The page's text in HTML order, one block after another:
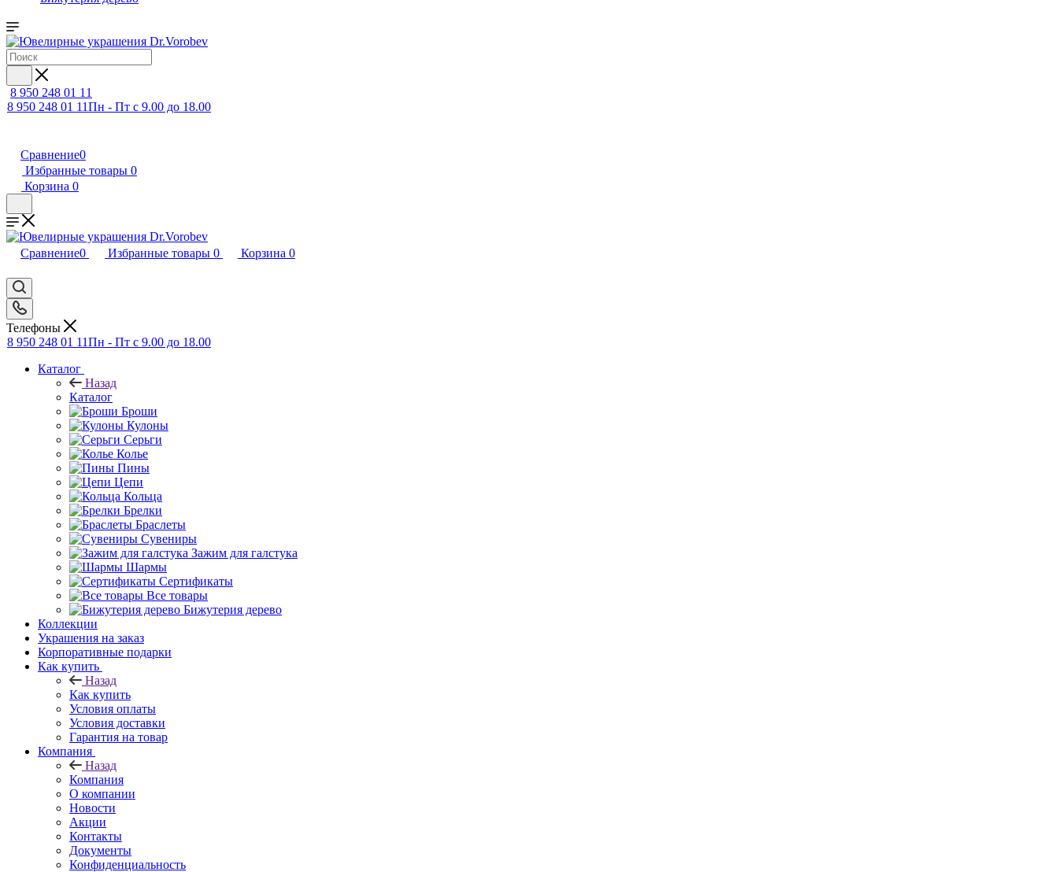
8 950 248 01 11
8 950 248 01 11Пн - Пт с 9.00 до 18.00
Сравнение0
Избранные товары 0
Корзина 0
Сравнение0 Избранные товары 0 Корзина 0
Телефоны
8 950 248 01 11Пн - Пт с 9.00 до 18.00
Каталог
Назад
Каталог
Броши
Кулоны
Серьги
Колье
Пины
Цепи
Кольца
Брелки
Браслеты
Сувениры
Зажим для галстука
Шармы
Сертификаты
Все товары
Бижутерия дерево
Коллекции
Украшения на заказ
Корпоративные подарки
Как купить
Назад
Как купить
Условия оплаты
Условия доставки
Гарантия на товар
Компания
Назад
Компания
О компании
Новости
Акции
Контакты
Документы
Конфиденциальность